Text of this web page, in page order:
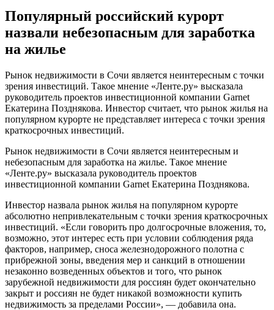
Популярный российский курорт
назвали небезопасным для заработка
на жилье
Рынок недвижимости в Сочи является неинтересным с точки
зрения инвестиций. Такое мнение «Ленте.ру» высказала
руководитель проектов инвестиционной компании Garnet
Екатерина Позднякова. Инвестор считает, что рынок жилья на
популярном курорте не представляет интереса с точки зрения
краткосрочных инвестиций.
Рынок недвижимости в Сочи является неинтересным и
небезопасным для заработка на жилье. Такое мнение
«Ленте.ру» высказала руководитель проектов
инвестиционной компании Garnet Екатерина Позднякова.
Инвестор назвала рынок жилья на популярном курорте
абсолютно непривлекательным с точки зрения краткосрочных
инвестиций. «Если говорить про долгосрочные вложения, то,
возможно, этот интерес есть при условии соблюдения ряда
факторов, например, сноса железнодорожного полотна с
прибрежной зоны, введения мер и санкций в отношении
незаконно возведенных объектов и того, что рынок
зарубежной недвижимости для россиян будет окончательно
закрыт и россиян не будет никакой возможности купить
недвижимость за пределами России», — добавила она.